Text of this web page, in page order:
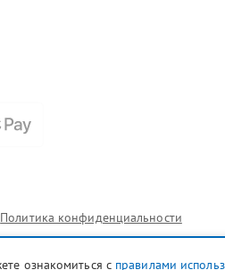
Политика конфиденциальности
ознакомиться с правилами